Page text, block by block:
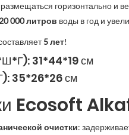
горизонтально и
20 000 литров воды в год и
5 лет!
31*44*19 см
35*26*26 см
Ecosoft
очистки: